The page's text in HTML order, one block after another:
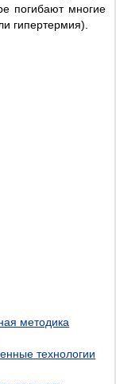
погибают многие
гипертермия).
методика
технологии